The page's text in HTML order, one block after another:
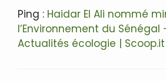
Ping : Haidar El Ali nommé
l’Environnement du Sénégal
Actualités écologie | Scoop.it